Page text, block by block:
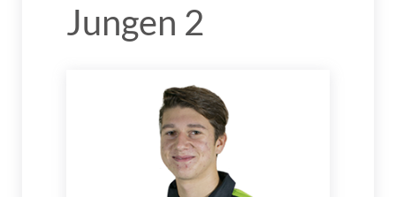
Jungen 2